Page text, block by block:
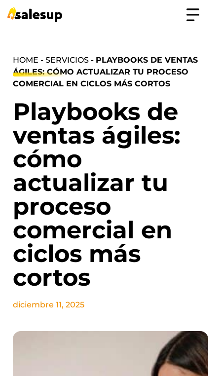
HOME - SERVICIOS - PLAYBOOKS DE VENTAS
ÁGILES: CÓMO ACTUALIZAR TU PROCESO
COMERCIAL EN CICLOS MÁS CORTOS
Playbooks de
ventas ágiles:
cómo
actualizar tu
proceso
comercial en
ciclos más
cortos
diciembre 11, 2025